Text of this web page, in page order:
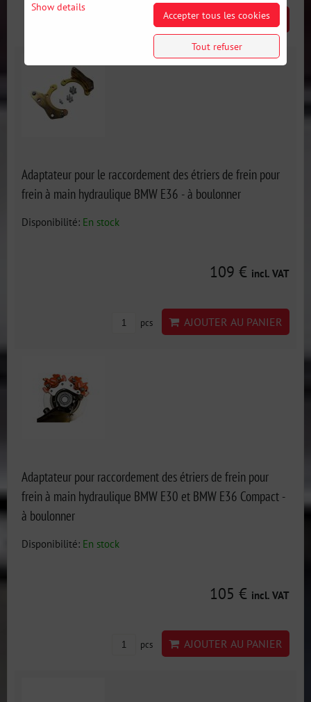
AJOUTER AU PANIER
Adaptateur pour le raccordement des étriers de frein pour
frein à main hydraulique BMW E36 - à boulonner
Disponibilité: En stock
109 € incl. VAT
pcs AJOUTER AU PANIER
Adaptateur pour raccordement des étriers de frein pour
frein à main hydraulique BMW E30 et BMW E36 Compact -
à boulonner
Disponibilité: En stock
105 € incl. VAT
pcs AJOUTER AU PANIER
Show details
Accepter tous les cookies
Tout refuser